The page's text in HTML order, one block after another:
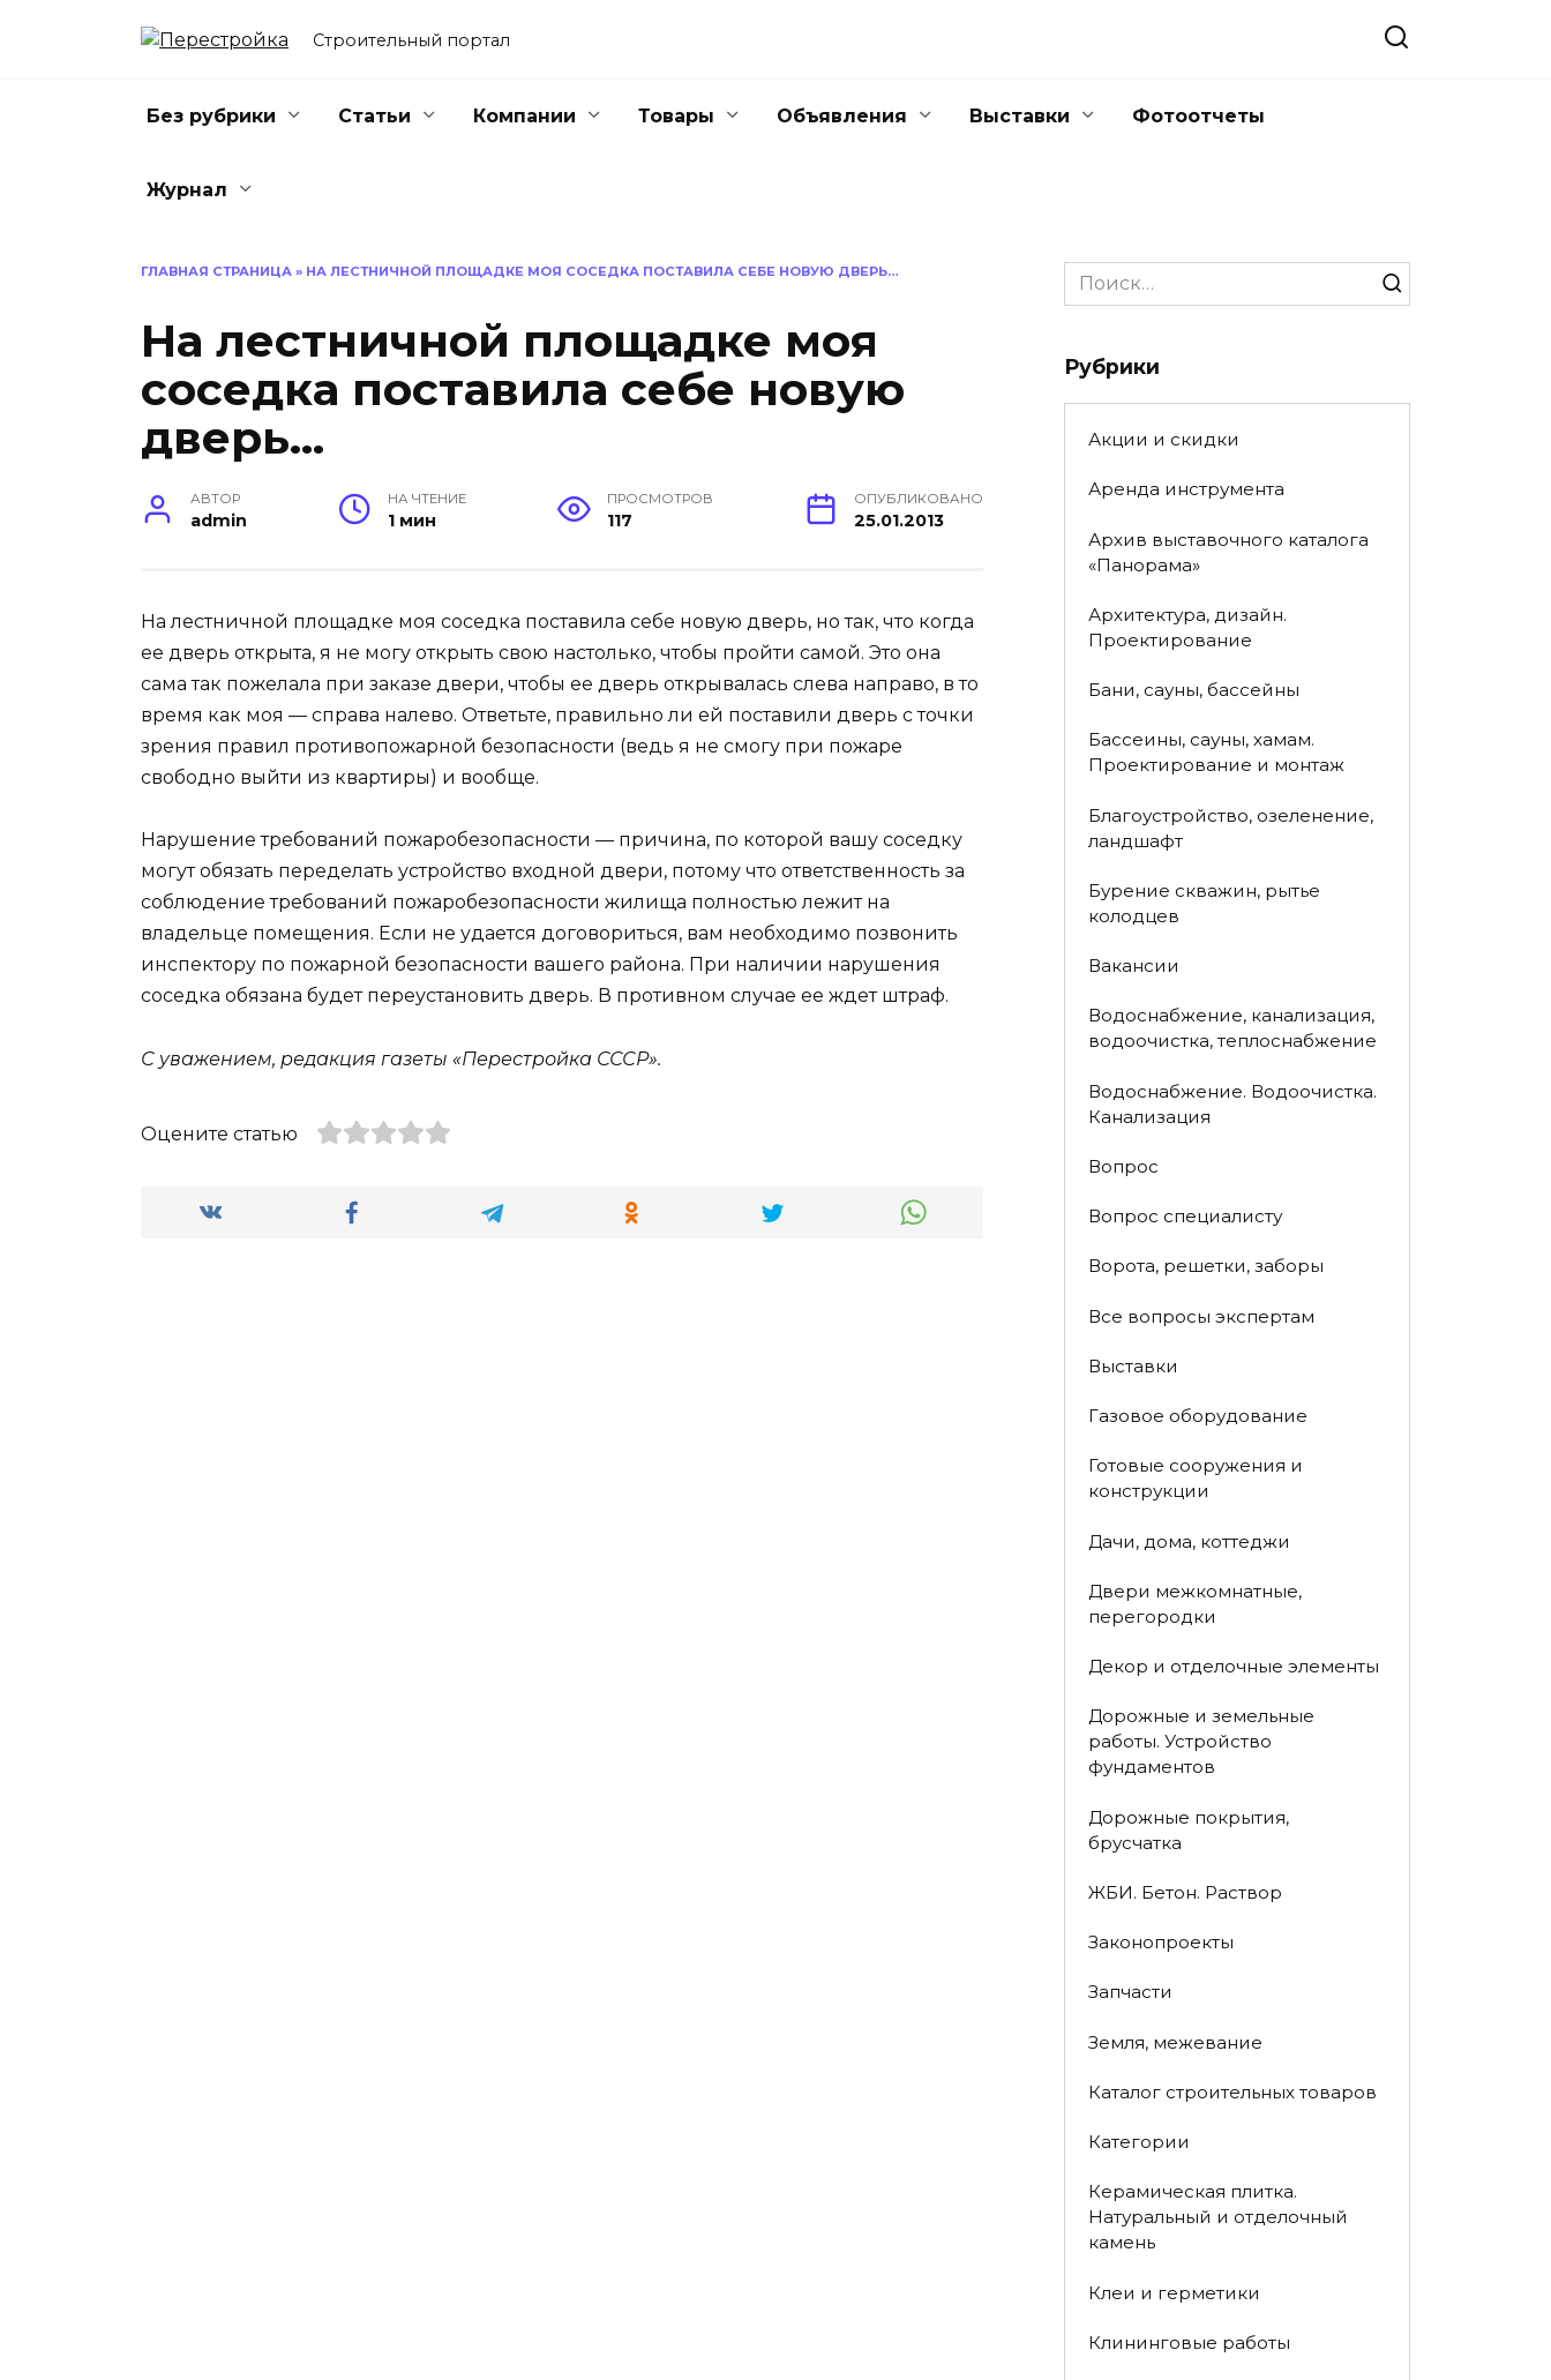
Строительный портал
Без рубрики Статьи Компании Товары Объявления Выставки Фотоотчеты
Журнал
ГЛАВНАЯ СТРАНИЦА » НА ЛЕСТНИЧНОЙ ПЛОЩАДКЕ МОЯ СОСЕДКА ПОСТАВИЛА СЕБЕ НОВУЮ ДВЕРЬ…
На лестничной площадке моя
соседка поставила себе новую
дверь…
АВТОР
admin
НА ЧТЕНИЕ
1 мин
ПРОСМОТРОВ
117
ОПУБЛИКОВАНО
25.01.2013
На лестничной площадке моя соседка поставила себе новую дверь, но так, что когда
ее дверь открыта, я не могу открыть свою настолько, чтобы пройти самой. Это она
сама так пожелала при заказе двери, чтобы ее дверь открывалась слева направо, в то
время как моя — справа налево. Ответьте, правильно ли ей поставили дверь с точки
зрения правил противопожарной безопасности (ведь я не смогу при пожаре
свободно выйти из квартиры) и вообще.
Нарушение требований пожаробезопасности — причина, по которой вашу соседку
могут обязать переделать устройство входной двери, потому что ответственность за
соблюдение требований пожаробезопасности жилища полностью лежит на
владельце помещения. Если не удается договориться, вам необходимо позвонить
инспектору по пожарной безопасности вашего района. При наличии нарушения
соседка обязана будет переустановить дверь. В противном случае ее ждет штраф.
С уважением, редакция газеты «Перестройка СССР».
Оцените статью
Search
for:
Рубрики
Акции и скидки
Аренда инструмента
Архив выставочного каталога
«Панорама»
Архитектура, дизайн.
Проектирование
Бани, сауны, бассейны
Бассеины, сауны, хамам.
Проектирование и монтаж
Благоустройство, озеленение,
ландшафт
Бурение скважин, рытье
колодцев
Вакансии
Водоснабжение, канализация,
водоочистка, теплоснабжение
Водоснабжение. Водоочистка.
Канализация
Вопрос
Вопрос специалисту
Ворота, решетки, заборы
Все вопросы экспертам
Выставки
Газовое оборудование
Готовые сооружения и
конструкции
Дачи, дома, коттеджи
Двери межкомнатные,
перегородки
Декор и отделочные элементы
Дорожные и земельные
работы. Устройство
фундаментов
Дорожные покрытия,
брусчатка
ЖБИ. Бетон. Раствор
Законопроекты
Запчасти
Земля, межевание
Каталог строительных товаров
Категории
Керамическая плитка.
Натуральный и отделочный
камень
Клеи и герметики
Клининговые работы